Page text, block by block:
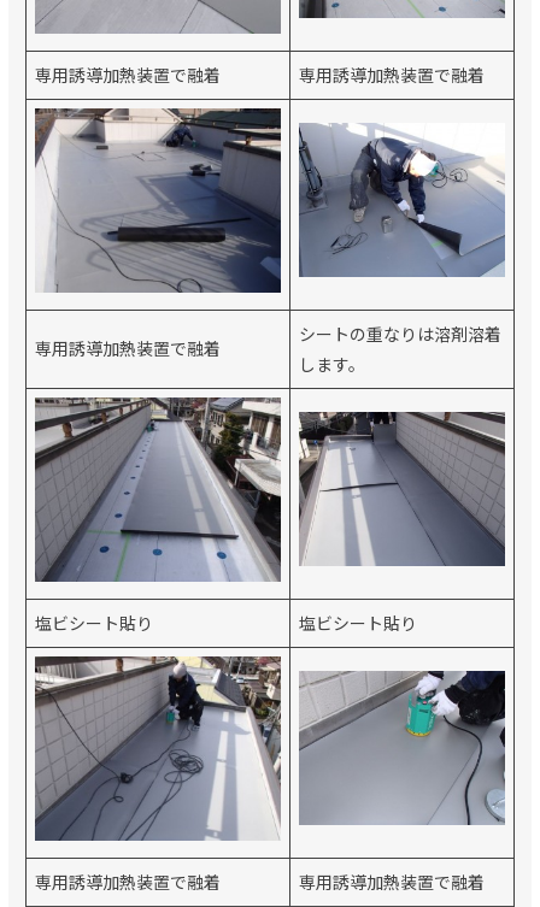
専用誘導加熱装置で融着 専用誘導加熱装置で融着
専用誘導加熱装置で融着
シートの重なりは溶剤溶着
します。
塩ビシート貼り 塩ビシート貼り
専用誘導加熱装置で融着 専用誘導加熱装置で融着